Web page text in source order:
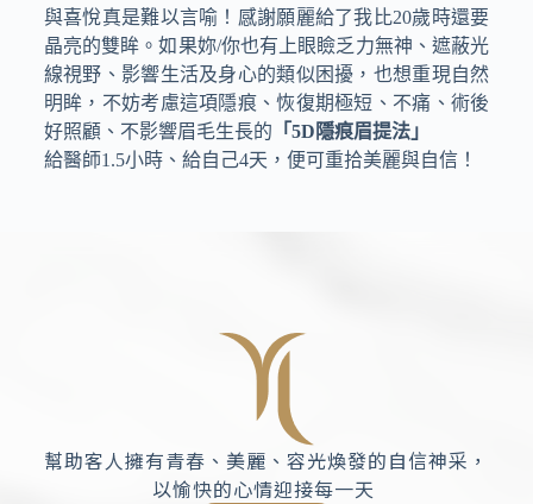
與喜悅真是難以言喻！感謝願麗給了我比20歲時還要
晶亮的雙眸。如果妳/你也有上眼瞼乏力無神、遮蔽光
線視野、影響生活及身心的類似困擾，也想重現自然
明眸，不妨考慮這項隱痕、恢復期極短、不痛、術後
好照顧、不影響眉毛生長的 「5D隱痕眉提法」
給醫師1.5小時、給自己4天，便可重拾美麗與自信！
幫助客人擁有青春、美麗、容光煥發的自信神采，
以愉快的心情迎接每一天